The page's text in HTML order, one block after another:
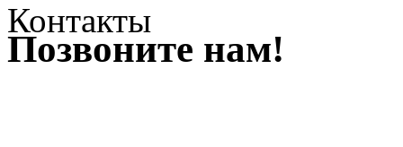
Контакты
Позвоните нам!